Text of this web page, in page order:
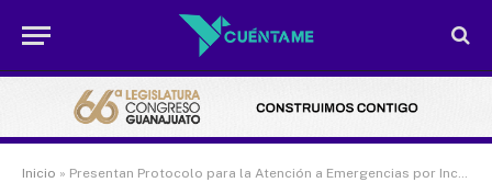
Inicio » Presentan Protocolo para la Atención a Emergencias por Incendios en Sitios de Disposición Final de Residuos